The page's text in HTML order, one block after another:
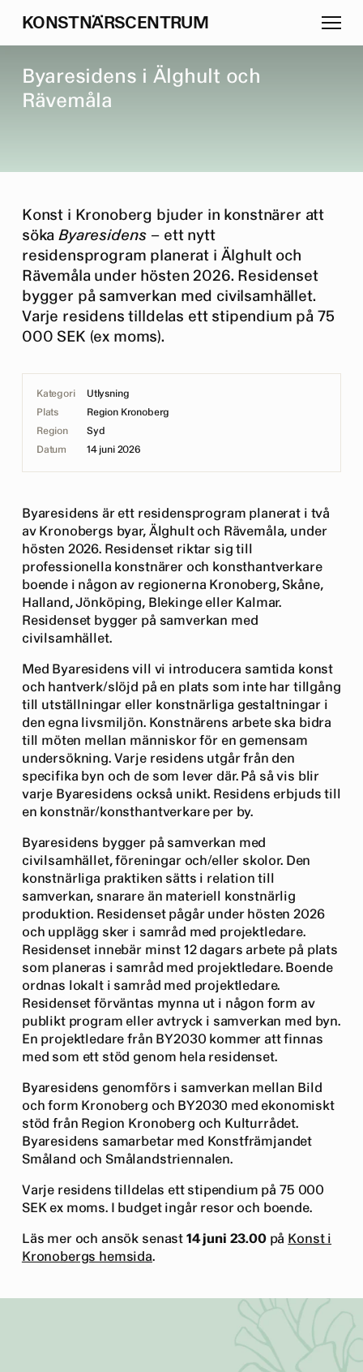
KONSTNÄRSCENTRUM
Byaresidens i Älghult och
Rävemåla
Konst i Kronoberg bjuder in konstnärer att
sökaByaresidens – ett nytt
residensprogram planerat i Älghult och
Rävemåla under hösten 2026. Residenset
bygger på samverkan med civilsamhället.
Varje residens tilldelas ett stipendium på 75
000 SEK (ex moms).
Kategori
Utlysning
Plats
Region Kronoberg
Region
Syd
Datum
14 juni 2026
Byaresidens är ett residensprogram planerat i två
av Kronobergs byar, Älghult och Rävemåla, under
hösten 2026. Residenset riktar sig till
professionella konstnärer och konsthantverkare
boende i någon av regionerna Kronoberg, Skåne,
Halland, Jönköping, Blekinge eller Kalmar.
Residenset bygger på samverkan med
civilsamhället.
Med Byaresidens vill vi introducera samtida konst
och hantverk/slöjd på en plats som inte har tillgång
till utställningar eller konstnärliga gestaltningar i
den egna livsmiljön. Konstnärens arbete ska bidra
till möten mellan människor för en gemensam
undersökning. Varje residens utgår från den
specifika byn och de som lever där. På så vis blir
varje Byaresidens också unikt. Residens erbjuds till
en konstnär/konsthantverkare per by.
Byaresidens bygger på samverkan med
civilsamhället, föreningar och/eller skolor. Den
konstnärliga praktiken sätts i relation till
samverkan, snarare än materiell konstnärlig
produktion. Residenset pågår under hösten 2026
och upplägg sker i samråd med projektledare.
Residenset innebär minst 12 dagars arbete på plats
som planeras i samråd med projektledare. Boende
ordnas lokalt i samråd med projektledare.
Residenset förväntas mynna ut i någon form av
publikt program eller avtryck i samverkan med byn.
En projektledare från BY2030 kommer att finnas
med som ett stöd genom hela residenset.
Byaresidens genomförs i samverkan mellan Bild
och form Kronoberg och BY2030 med ekonomiskt
stöd från Region Kronoberg och Kulturrådet.
Byaresidens samarbetar med Konstfrämjandet
Småland och Smålandstriennalen.
Varje residens tilldelas ett stipendium på 75 000
SEK ex moms. I budget ingår resor och boende.
Läs mer och ansök senast 14 juni 23.00på Konst i
Kronobergs hemsida.